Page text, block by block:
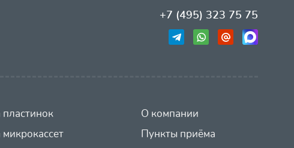
+7 (495) 323 75 75
О компании
Пункты приёма